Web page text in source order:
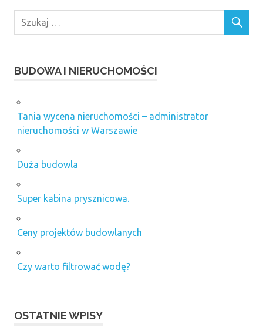
BUDOWA I NIERUCHOMOŚCI
Tania wycena nieruchomości – administrator
nieruchomości w Warszawie
Duża budowla
Super kabina prysznicowa.
Ceny projektów budowlanych
Czy warto filtrować wodę?
OSTATNIE WPISY